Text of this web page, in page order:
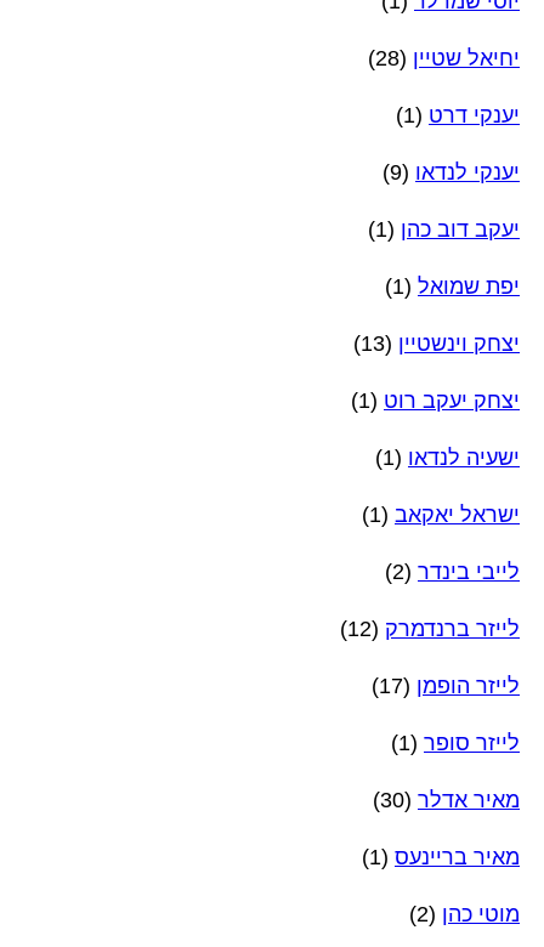
יחיאל שטיין (28)
יענקי דרט (1)
יענקי לנדאו (9)
יעקב דוב כהן (1)
יפת שמואל (1)
יצחק וינשטיין (13)
יצחק יעקב רוט (1)
ישעיה לנדאו (1)
ישראל יאקאב (1)
לייבי בינדר (2)
לייזר ברנדמרק (12)
לייזר הופמן (17)
לייזר סופר (1)
מאיר אדלר (30)
מאיר בריינעס (1)
מוטי כהן (2)